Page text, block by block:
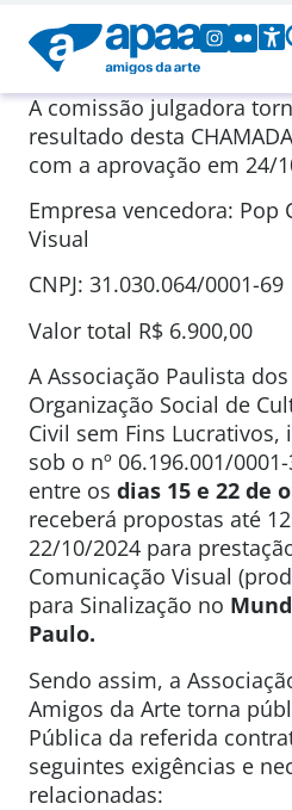
A comissão julgadora
resultado desta
com a aprovação em 24/
Empresa vencedora: Pop
Visual
CNPJ: 31.030.064/0001-69
Valor total R$ 6.900,00
A Associação Paulista
Organização Social de
Civil sem Fins Lucrativos,
sob o nº 06.196.001/
entre os dias 15 e 22 de
receberá propostas até
22/10/2024 para
Comunicação Visual
para Sinalização no
Paulo.
Sendo assim, a
Amigos da Arte torna
Pública da referida
seguintes exigências e
relacionadas: